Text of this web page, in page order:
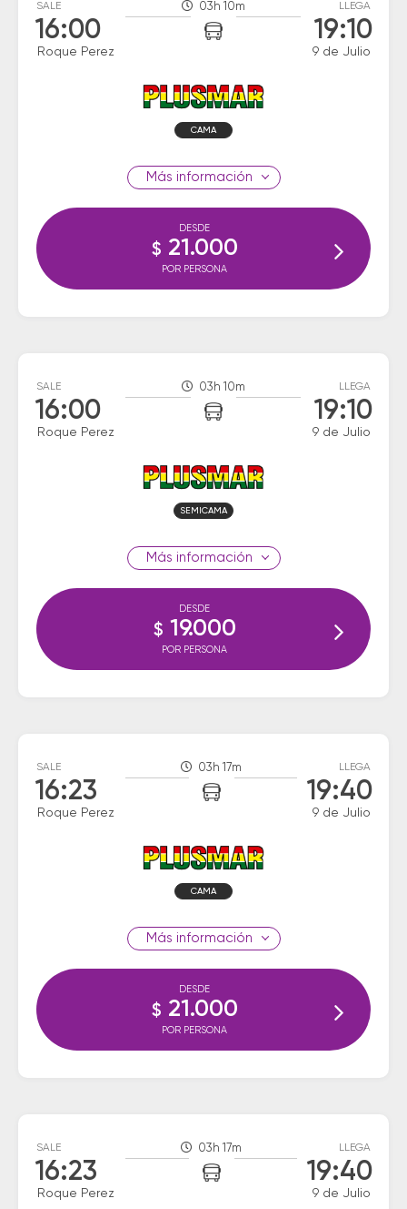
SALE
16:00
Roque Perez
03h 10m LLEGA
19:10
9 de Julio
CAMA
información
DESDE
$ 21.000
POR PERSONA
SALE
16:00
Roque Perez
03h 10m LLEGA
19:10
9 de Julio
SEMICAMA
información
DESDE
$ 19.000
POR PERSONA
SALE
16:23
Roque Perez
03h 17m LLEGA
19:40
9 de Julio
CAMA
información
DESDE
$ 21.000
POR PERSONA
SALE
16:23
Roque Perez
03h 17m LLEGA
19:40
9 de Julio